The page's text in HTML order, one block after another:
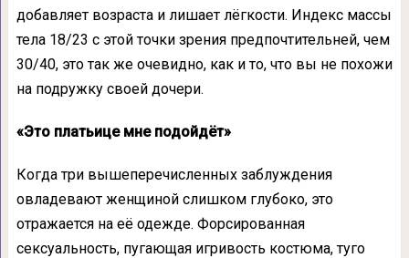
добавляет возраста и лишает лёгкости. Индекс массы
тела 18/23 с этой точки зрения предпочтительней, чем
30/40, это так же очевидно, как и то, что вы не похожи
на подружку своей дочери.
«Это платьице мне подойдёт»
Когда три вышеперечисленных заблуждения
овладевают женщиной слишком глубоко, это
отражается на её одежде. Форсированная
сексуальность, пугающая игривость костюма, туго